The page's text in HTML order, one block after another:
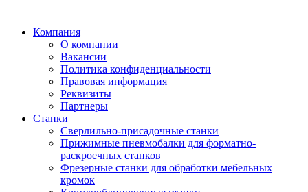
Компания
О компании
Вакансии
Политика конфиденциальности
Правовая информация
Реквизиты
Партнеры
Станки
Сверлильно-присадочные станки
Прижимные пневмобалки для форматно-
раскроечных станков
Фрезерные станки для обработки мебельных
кромок